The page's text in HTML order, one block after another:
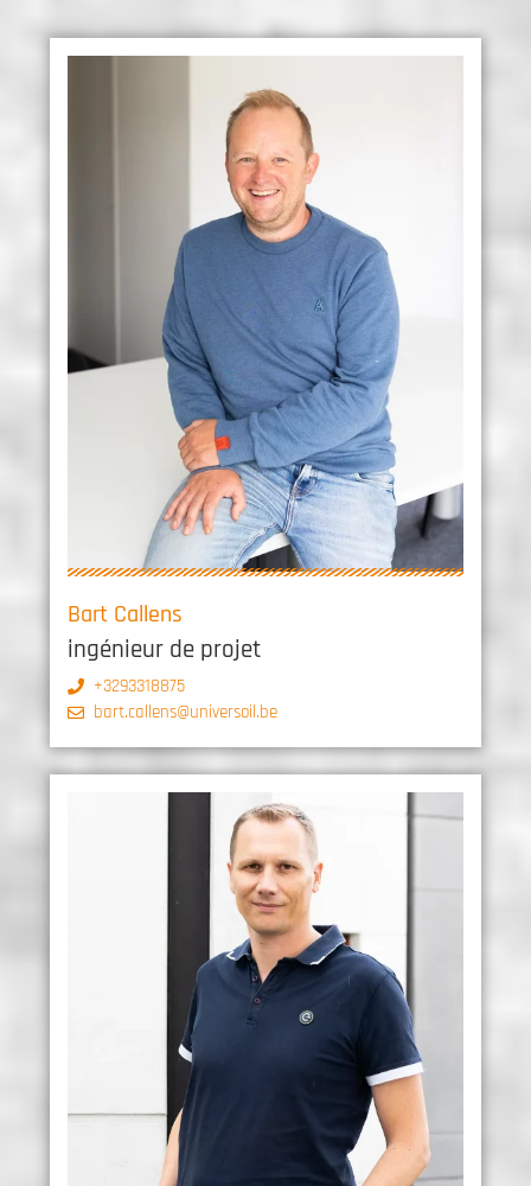
Bart Callens
ingénieur de projet
+3293318875
bart.callens@universoil.be